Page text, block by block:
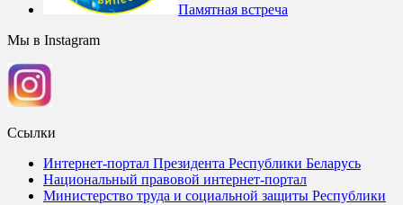
Памятная встреча
Мы в Instagram
Ссылки
Интернет-портал Президента Республики Беларусь
Национальный правовой интернет-портал
Министерство труда и социальной защиты Республики